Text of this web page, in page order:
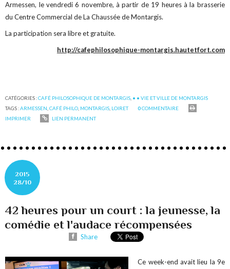
Armessen, le vendredi 6 novembre, à partir de 19 heures à la brasserie
du Centre Commercial de La Chaussée de Montargis.
La participation sera libre et gratuite.
http://cafephilosophique-montargis.hautetfort.com
CATÉGORIES :CAFÉ PHILOSOPHIQUE DE MONTARGIS • • VIE ET VILLE DE MONTARGIS
TAGS :ARMESSEN ,CAFÉ PHILO MONTARGIS LOIRET 0COMMENTAIRE
IMPRIMER
LIEN PERMANENT
2015
28/10
42 heures pour un court : la jeunesse, la
comédie et l'audace récompensées
Share
Ce week-end avait lieu la 9e